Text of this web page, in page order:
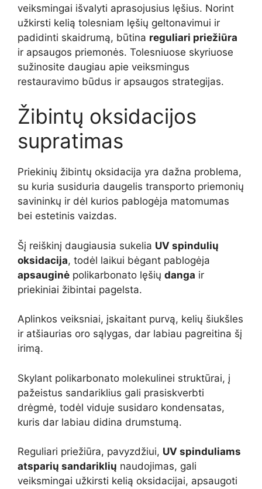
veiksmingai išvalyti aprasojusius lęšius. Norint
užkirsti kelią tolesniam lęšių geltonavimui ir
padidinti skaidrumą, būtina reguliari priežiūra
ir apsaugos priemonės. Tolesniuose skyriuose
sužinosite daugiau apie veiksmingus
restauravimo būdus ir apsaugos strategijas.
Žibintų oksidacijos
supratimas
Priekinių žibintų oksidacija yra dažna problema,
su kuria susiduria daugelis transporto priemonių
savininkų ir dėl kurios pablogėja matomumas
bei estetinis vaizdas.
Šį reiškinį daugiausia sukelia UV spindulių
oksidacija, todėl laikui bėgant pablogėja
apsauginė polikarbonato lęšių danga ir
priekiniai žibintai pagelsta.
Aplinkos veiksniai, įskaitant purvą, kelių šiukšles
ir atšiaurias oro sąlygas, dar labiau pagreitina šį
irimą.
Skylant polikarbonato molekulinei struktūrai, į
pažeistus sandariklius gali prasiskverbti
drėgmė, todėl viduje susidaro kondensatas,
kuris dar labiau didina drumstumą.
Reguliari priežiūra, pavyzdžiui, UV spinduliams
atsparių sandariklių naudojimas, gali
veiksmingai užkirsti kelią oksidacijai, apsaugoti